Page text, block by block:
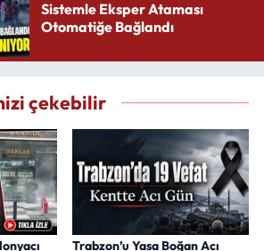
Sistemle Eksper Ataması
Otomatiğe Bağlandı
çekebilir
Trabzon’u Yasa Boğan Acı